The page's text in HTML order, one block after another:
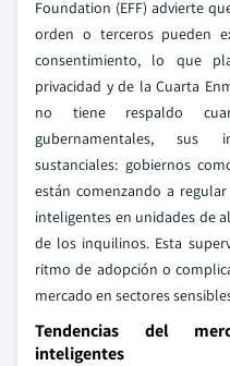
Foundation (EFF) advierte
orden o terceros pueden
consentimiento, lo que
privacidad y de la Cuarta
no tiene respaldo
gubernamentales, sus
sustanciales: gobiernos
están comenzando a
inteligentes en unidades de
de los inquilinos. Esta
ritmo de adopción o
mercado en sectores
Tendencias del
inteligentes